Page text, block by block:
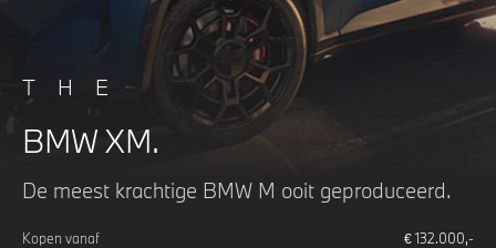
THE
BMW XM.
De meest krachtige BMW M ooit geproduceerd.
Kopen vanaf €132.000,-